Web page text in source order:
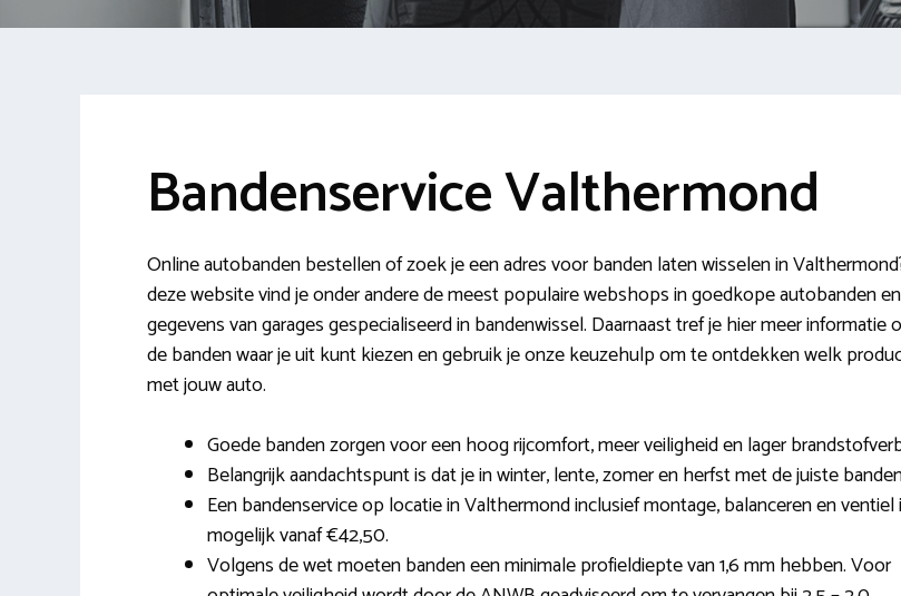
Bandenservice Valthermond
Online autobanden bestellen of zoek je een adres voor banden laten wisselen in
deze website vind je onder andere de meest populaire webshops in goedkope autobanden en
gegevens van garages gespecialiseerd in bandenwissel. Daarnaast tref je hier meer informatie
de banden waar je uit kunt kiezen en gebruik je onze keuzehulp om te ontdekken welk
met jouw auto.
Goede banden zorgen voor een hoog rijcomfort, meer veiligheid en lager
Belangrijk aandachtspunt is dat je in winter, lente, zomer en herfst met de juiste
Een bandenservice op locatie in Valthermond inclusief montage, balanceren en ventiel
mogelijk vanaf €42,50.
Volgens de wet moeten banden een minimale profieldiepte van 1,6 mm hebben. Voor